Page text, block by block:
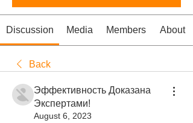
Discussion Media Members About
Back
Эффективность Доказана
Экспертами!
August 6, 2023